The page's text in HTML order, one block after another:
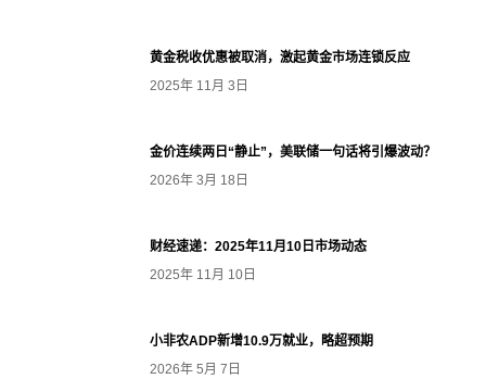
黄金税收优惠被取消，激起黄金市场连锁反应
2025年 11月 3日
金价连续两日“静止”，美联储一句话将引爆波动？
2026年 3月 18日
财经速递：2025年11月10日市场动态
2025年 11月 10日
小非农ADP新增10.9万就业，略超预期
2026年 5月 7日